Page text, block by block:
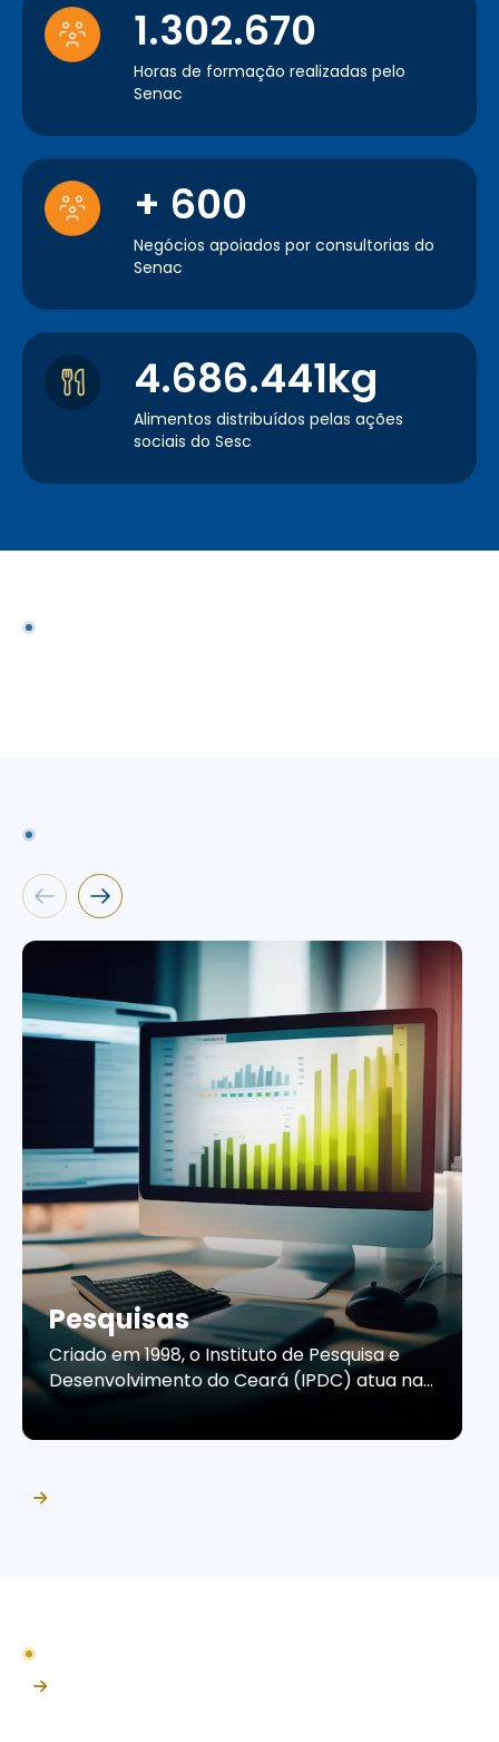
1.302.670
Horas de formação realizadas pelo
Senac
+ 600
Negócios apoiados por consultorias do
Senac
4.686.441kg
Alimentos distribuídos pelas ações
sociais do Sesc
Pesquisas
Criado em 1998, o Instituto de Pesquisa e
Desenvolvimento do Ceará (IPDC) atua na